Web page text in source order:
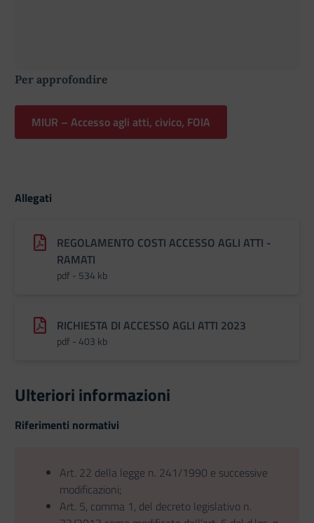
Per approfondire
MIUR – Accesso agli atti, civico, FOIA
Allegati
REGOLAMENTO COSTI ACCESSO AGLI ATTI -
RAMATI
pdf - 534 kb
RICHIESTA DI ACCESSO AGLI ATTI 2023
pdf - 403 kb
Ulteriori informazioni
Riferimenti normativi
Art. 22 della legge n. 241/1990 e successive
modificazioni;
Art. 5, comma 1, del decreto legislativo n.